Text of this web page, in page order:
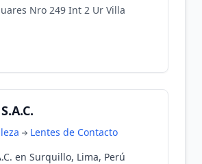
Nro 249 Int 2 Ur Villa
Lentes de Contacto
en Surquillo, Lima, Perú